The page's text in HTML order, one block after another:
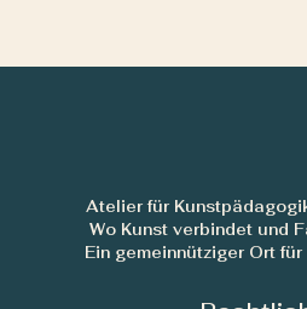
Atelier für
Wo Kunst verbindet und
Ein gemeinnütziger Ort